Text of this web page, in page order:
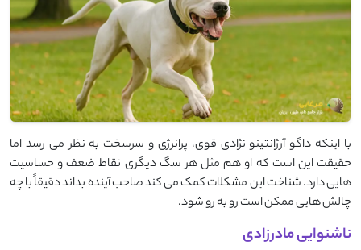
با اینکه داگو آرژانتینو نژادی قوی، پرانرژی و سرسخت به نظر می ‌رسد اما
حقیقت این است که او هم مثل هر سگ دیگری نقاط ضعف و حساسیت
‌هایی دارد. شناخت این مشکلات کمک می ‌کند صاحب آینده بداند دقیقاً با چه
چالش ‌هایی ممکن است رو به ‌رو شود.
ناشنوایی مادرزادی